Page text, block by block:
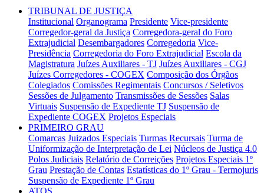
TRIBUNAL DE JUSTIÇA
Institucional Organograma Presidente Vice-presidente
Corregedor-geral da Justiça Corregedora-geral do Foro
Extrajudicial Desembargadores Corregedoria Vice-
Presidência Corregedoria do Foro Extrajudicial Escola da
Magistratura Juízes Auxiliares - TJ Juízes Auxiliares - CGJ
Juízes Corregedores - COGEX Composição dos Órgãos
Colegiados Comissões Regimentais Concursos / Seletivos
Sessões de Julgamento Transmissões de Sessões Salas
Virtuais Suspensão de Expediente TJ Suspensão de
Expediente COGEX Projetos Especiais
PRIMEIRO GRAU
Comarcas Juizados Especiais Turmas Recursais Turma de
Uniformização de Interpretação de Lei Núcleos de Justiça 4.0
Polos Judiciais Relatório de Correições Projetos Especiais 1º
Grau Prestação de Contas Estatísticas do 1º Grau - Termojuris
Suspensão de Expediente 1º Grau
ATOS